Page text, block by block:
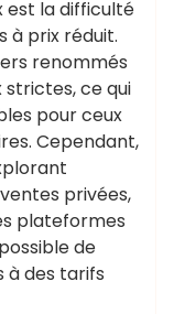
est la difficulté
à prix réduit.
renommés
ce qui
pour ceux
Cependant,
privées,
plateformes
de
à des tarifs